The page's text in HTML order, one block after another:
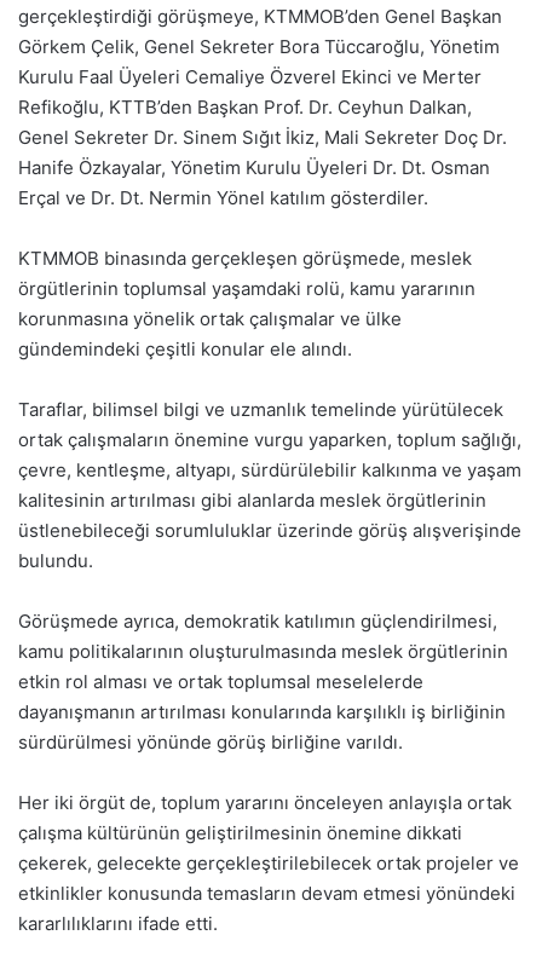
gerçekleştirdiği görüşmeye, KTMMOB’den Genel Başkan
Görkem Çelik, Genel Sekreter Bora Tüccaroğlu, Yönetim
Kurulu Faal Üyeleri Cemaliye Özverel Ekinci ve Merter
Refikoğlu, KTTB’den Başkan Prof. Dr. Ceyhun Dalkan,
Genel Sekreter Dr. Sinem Sığıt İkiz, Mali Sekreter Doç Dr.
Hanife Özkayalar, Yönetim Kurulu Üyeleri Dr. Dt. Osman
Erçal ve Dr. Dt. Nermin Yönel katılım gösterdiler.
KTMMOB binasında gerçekleşen görüşmede, meslek
örgütlerinin toplumsal yaşamdaki rolü, kamu yararının
korunmasına yönelik ortak çalışmalar ve ülke
gündemindeki çeşitli konular ele alındı.
Taraflar, bilimsel bilgi ve uzmanlık temelinde yürütülecek
ortak çalışmaların önemine vurgu yaparken, toplum sağlığı,
çevre, kentleşme, altyapı, sürdürülebilir kalkınma ve yaşam
kalitesinin artırılması gibi alanlarda meslek örgütlerinin
üstlenebileceği sorumluluklar üzerinde görüş alışverişinde
bulundu.
Görüşmede ayrıca, demokratik katılımın güçlendirilmesi,
kamu politikalarının oluşturulmasında meslek örgütlerinin
etkin rol alması ve ortak toplumsal meselelerde
dayanışmanın artırılması konularında karşılıklı iş birliğinin
sürdürülmesi yönünde görüş birliğine varıldı.
Her iki örgüt de, toplum yararını önceleyen anlayışla ortak
çalışma kültürünün geliştirilmesinin önemine dikkati
çekerek, gelecekte gerçekleştirilebilecek ortak projeler ve
etkinlikler konusunda temasların devam etmesi yönündeki
kararlılıklarını ifade etti.